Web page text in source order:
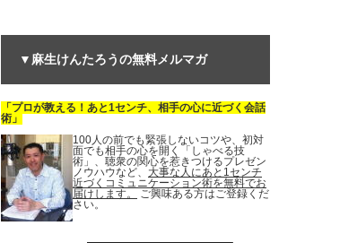
▼麻生けんたろうの無料メルマガ
「プロが教える！あと1センチ、相手の心に近づく会話
術」
100人の前でも緊張しないコツや、初対
面でも相手の心を開く「しゃべる技
術」、聴衆の関心を惹きつけるプレゼン
ノウハウなど、 大事な人にあと1センチ
近づくコミュニケーション術を無料でお
届けします。
ご興味ある方はご登録くだ
さい。